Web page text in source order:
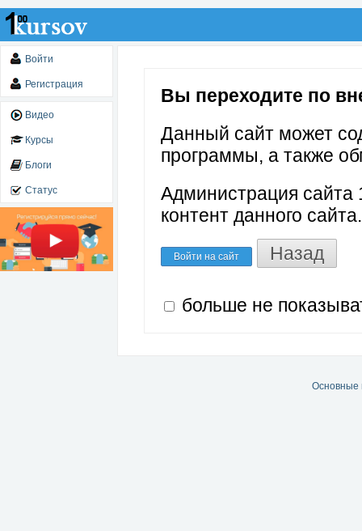
Войти
Регистрация
Видео
Курсы
Блоги
Статус
Вы переходите по
Данный сайт может
программы, а также
Администрация сайта
контент данного сайта.
Войти на сайт Назад
больше не
Основные